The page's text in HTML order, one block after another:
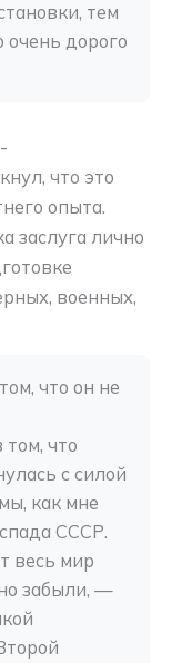
тем
очень дорого
что это
опыта.
заслуга лично
военных,
что он не
что
с силой
как мне
СССР.
весь мир
забыли, —